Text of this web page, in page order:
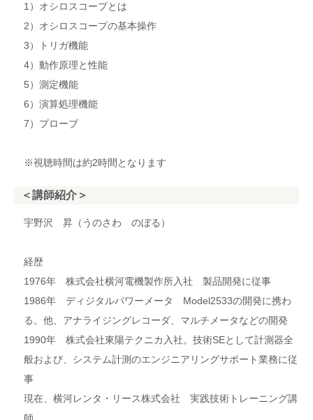
1）オシロスコープとは
2）オシロスコープの基本操作
3）トリガ機能
4）動作原理と性能
5）測定機能
6）演算処理機能
7）プローブ
※視聴時間は約2時間となります
＜講師紹介＞
宇野沢 昇（うのさわ のぼる）
経歴
1976年 株式会社横河電機製作所入社 製品開発に従事
1986年 ディジタルパワーメータ Model2533の開発に携わ
る。他、アナライジングレコーダ、マルチメータなどの開発
1990年 株式会社東陽テクニカ入社。技術SEとして計測器全
般および、システム計測のエンジニアリングサポート業務に従
事
現在、横河レンタ・リース株式会社 実践技術トレーニング講